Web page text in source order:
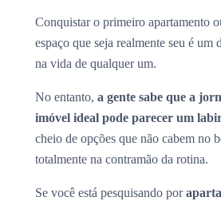
Conquistar o primeiro apartamento
espaço que seja realmente seu é um
na vida de qualquer um.
No entanto, a gente sabe que a
imóvel ideal pode parecer um
cheio de opções que não cabem no
totalmente na contramão da rotina.
Se você está pesquisando por